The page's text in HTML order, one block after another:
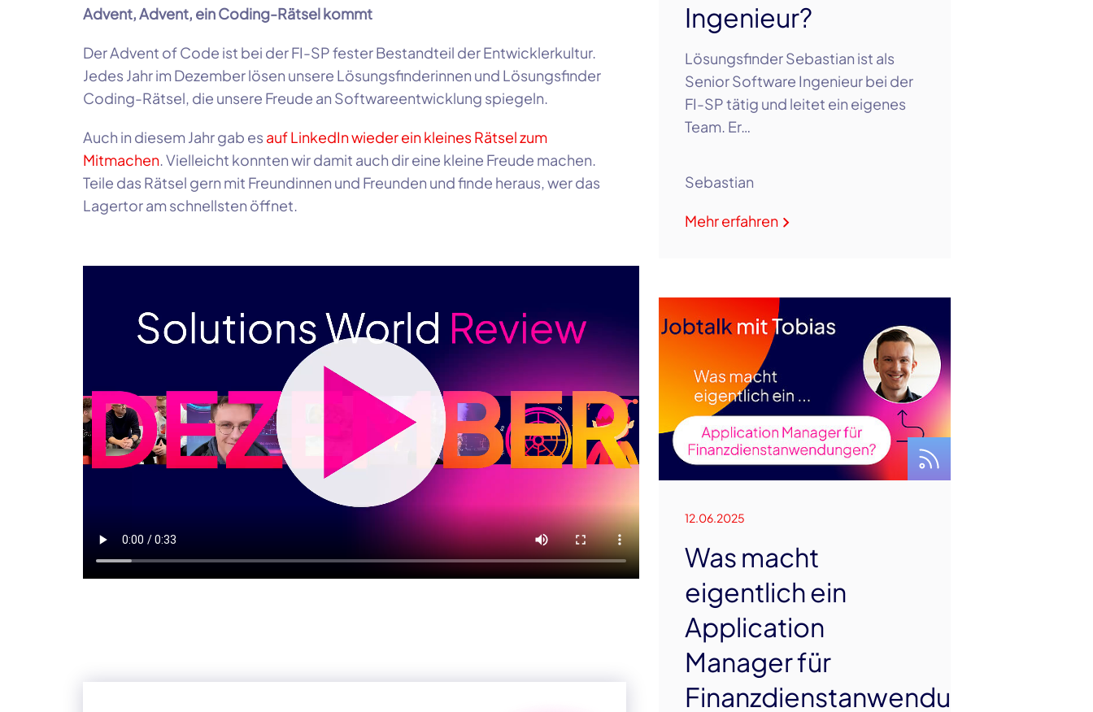
Advent, Advent, ein Coding-Rätsel kommt
Der Advent of Code ist bei der FI-SP fester Bestandteil der Entwicklerkultur.
Jedes Jahr im Dezember lösen unsere Lösungsfinderinnen und Lösungsfinder
Coding-Rätsel, die unsere Freude an Softwareentwicklung spiegeln.
Auch in diesem Jahr gab es auf LinkedIn wieder ein kleines Rätsel zum
Mitmachen. Vielleicht konnten wir damit auch dir eine kleine Freude machen.
Teile das Rätsel gern mit Freundinnen und Freunden und finde heraus, wer das
Lagertor am schnellsten öffnet.
Ingenieur?
Lösungsfinder Sebastian ist als
Senior Software Ingenieur bei der
FI-SP tätig und leitet ein eigenes
Team. Er…
Sebastian
Mehr erfahren
12.06.2025
Was macht
eigentlich ein
Application
Manager für
Finanzdienstanwendungen?